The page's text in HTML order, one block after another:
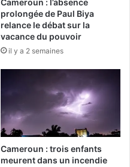
prolongée de Paul Biya
relance le débat sur la
vacance du pouvoir
il y a 2 semaines
Cameroun : trois enfants
meurent dans un incendie